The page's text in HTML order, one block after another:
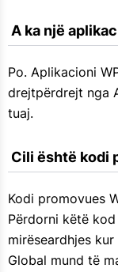
A ka një
Po. Aplikacioni
drejtpërdrejt nga
tuaj.
Cili është kodi
Kodi promovues
Përdorni këtë
mirëseardhjes
Global mund të